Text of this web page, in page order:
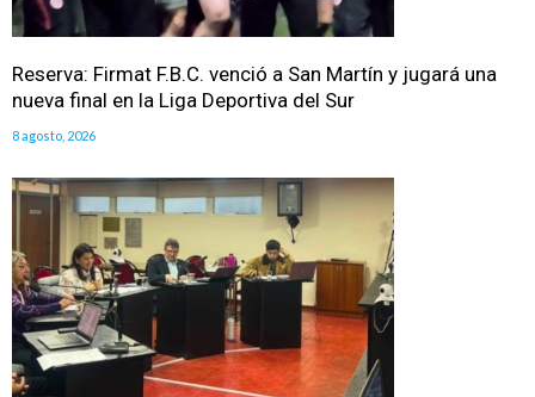
Reserva: Firmat F.B.C. venció a San Martín y jugará una
nueva final en la Liga Deportiva del Sur
8 agosto, 2026